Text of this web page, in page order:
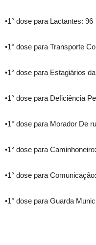
•1° dose para Lactantes: 96
•1° dose para Transporte
•1° dose para Estagiários
•1° dose para Deficiência
•1° dose para Morador De
•1° dose para
•1° dose para
•1° dose para Guarda